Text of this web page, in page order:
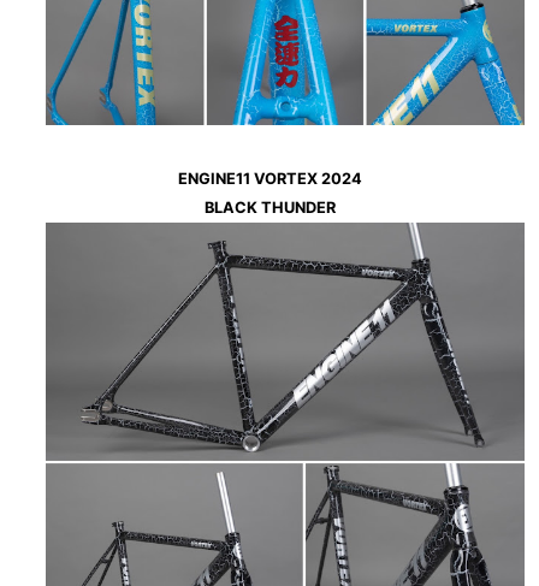
ENGINE11 VORTEX 2024
BLACK THUNDER